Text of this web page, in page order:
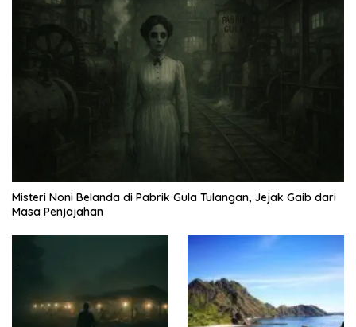
Misteri Noni Belanda di Pabrik Gula Tulangan, Jejak Gaib dari
Masa Penjajahan